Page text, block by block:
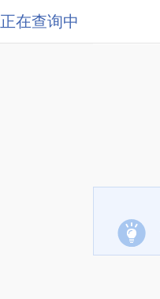
正在查询中